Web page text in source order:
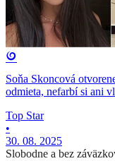
Soňa Skoncová
odmieta, nefarbí si ani
Top Star
•
30. 08. 2025
Slobodne a bez